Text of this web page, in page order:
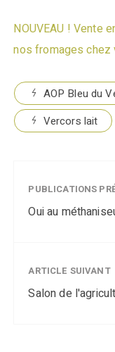
NOUVEAU ! Vente
nos fromages chez
AOP Bleu du
Vercors lait
PUBLICATIONS
Oui au
ARTICLE SUIVANT
Salon de